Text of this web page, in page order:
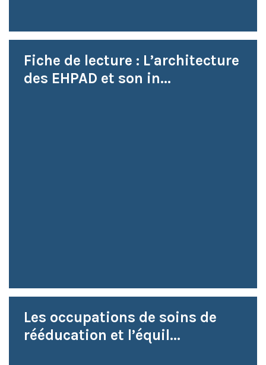
Fiche de lecture : L’architecture
des EHPAD et son in...
Les occupations de soins de
rééducation et l’équil...